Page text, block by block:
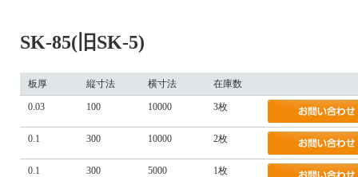
SK-85(旧SK-5)
板厚 縦寸法 横寸法 在庫数
0.03 100 10000 3枚
0.1 300 10000 2枚
0.1 300 5000 1枚